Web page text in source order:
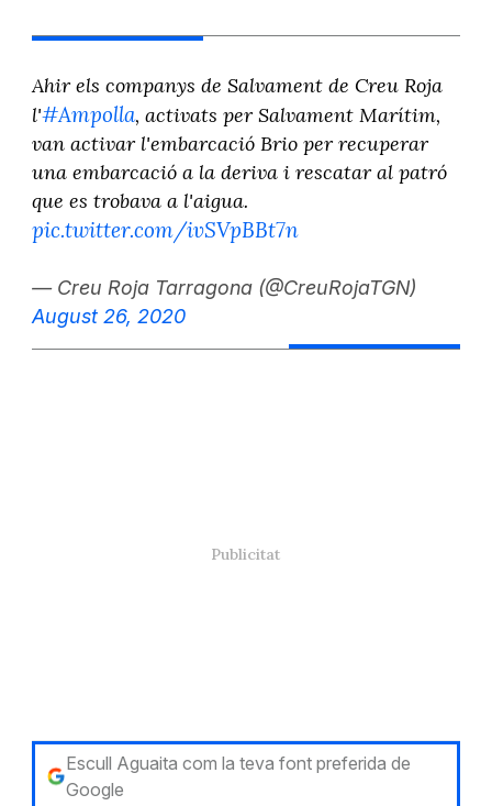
Ahir els companys de Salvament de Creu Roja
l'#Ampolla, activats per Salvament Marítim,
van activar l'embarcació Brio per recuperar
una embarcació a la deriva i rescatar al patró
que es trobava a l'aigua.
pic.twitter.com/ivSVpBBt7n
— Creu Roja Tarragona (@CreuRojaTGN)
August 26, 2020
Escull Aguaita com la teva font preferida de
Google